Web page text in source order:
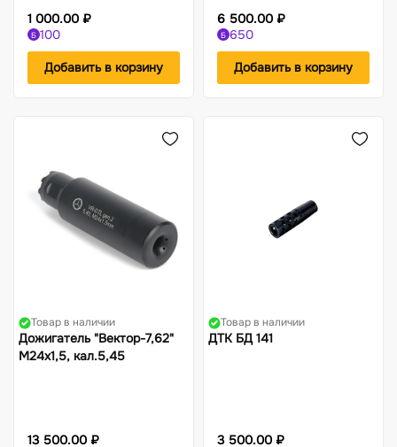
1 000.00 ₽
Б 100
Добавить в корзину
6 500.00 ₽
Б 650
Добавить в корзину
Товар в наличии
Дожигатель "Вектор-7,62"
М24х1,5, кал.5,45
13 500.00 ₽
Товар в наличии
ДТК БД 141
3 500.00 ₽